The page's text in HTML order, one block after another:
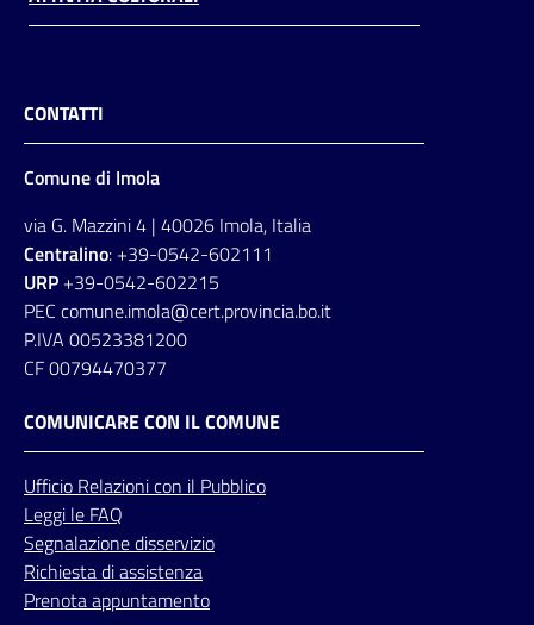
CONTATTI
Comune di Imola
via G. Mazzini 4 | 40026 Imola, Italia
Centralino: +39-0542-602111
URP +39-0542-602215
PEC comune.imola@cert.provincia.bo.it
P.IVA 00523381200
CF 00794470377
COMUNICARE CON IL COMUNE
Ufficio Relazionicon il Pubblico
Leggi le FAQ
Segnalazione disservizio
Richiesta di assistenza
Prenota appuntamento